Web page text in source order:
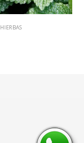
HIERBAS